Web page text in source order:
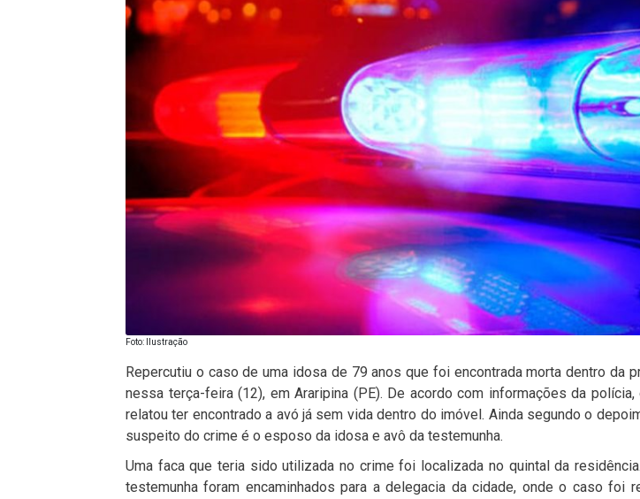
Foto: Ilustração
Repercutiu o caso de uma idosa de 79 anos que foi encontrada morta dentro da
nessa terça-feira (12), emAraripina (PE). De acordo com informações da
relatou ter encontrado a avó já sem vida dentro do imóvel. Ainda segundo o
suspeito do crime é o esposo da idosa e avô da testemunha.
Uma faca que teria sido utilizada no crime foi localizada no quintal da
testemunha foram encaminhados para a delegacia da cidade, onde o caso foi